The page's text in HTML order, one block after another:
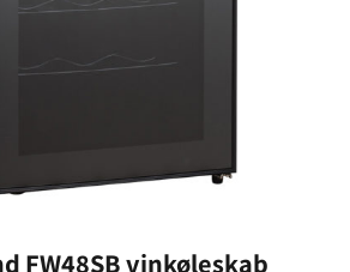
FW48SB vinkøleskab